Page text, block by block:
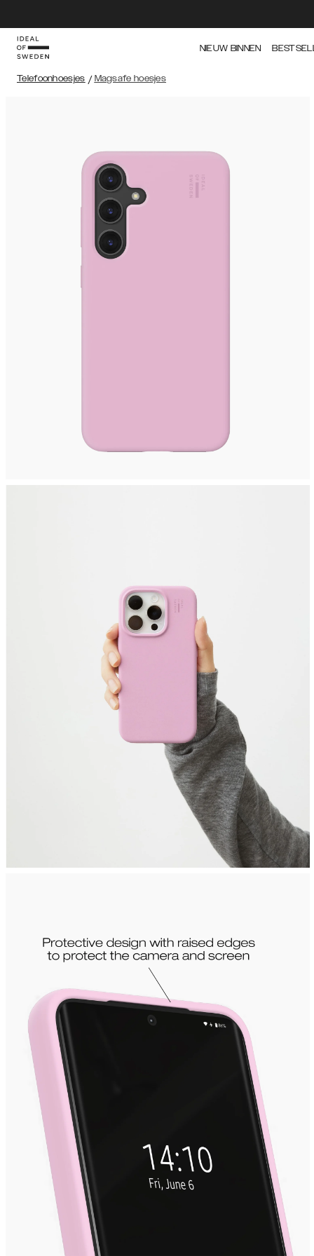
NIEUW BINNEN
Telefoonhoesjes / Magsafe hoesjes